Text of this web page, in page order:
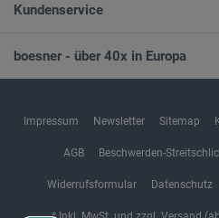
Kundenservice
boesner - über 40x in Europa
Impressum Newsletter Sitemap
AGB Beschwerden-
Widerrufsformular Datenschutz